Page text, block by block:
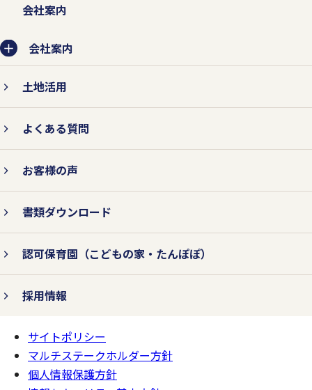
会社案内
会社案内
土地活用
よくある質問
お客様の声
書類ダウンロード
認可保育園 （こどもの家・たんぽぽ）
採用情報
ページの
一番上へ
サイトポリシー
マルチステークホルダー方針
個人情報保護方針